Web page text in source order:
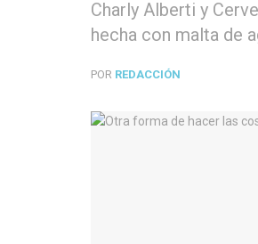
Charly Alberti y
hecha con malta de
POR REDACCIÓN